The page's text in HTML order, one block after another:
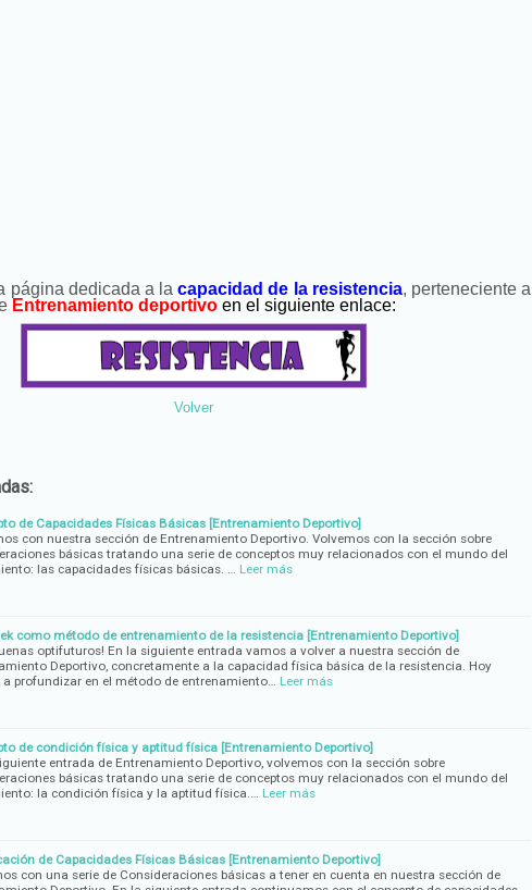
página dedicada a lacapacidad de la resistencia, perteneciente a
Entrenamiento deportivo en el siguiente enlace:
Volver
de Capacidades Físicas Básicas [Entrenamiento Deportivo]
con nuestra sección de Entrenamiento Deportivo. Volvemos con la sección sobre
básicas tratando una serie de conceptos muy relacionados con el mundo del
las capacidades físicas básicas. …
Leer más
como método de entrenamiento de la resistencia [Entrenamiento Deportivo]
optifuturos! En la siguiente entrada vamos a volver a nuestra sección de
Deportivo, concretamente a la capacidad física básica de la resistencia. Hoy
profundizar en el método de entrenamiento…
Leer más
de condición física y aptitud física [Entrenamiento Deportivo]
entrada de Entrenamiento Deportivo, volvemos con la sección sobre
básicas tratando una serie de conceptos muy relacionados con el mundo del
la condición física y la aptitud física.…
Leer más
de Capacidades Físicas Básicas [Entrenamiento Deportivo]
con una serie de Consideraciones básicas a tener en cuenta en nuestra sección de